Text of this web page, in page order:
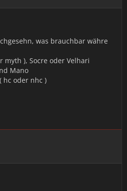
was brauchbar währe
myth ), Socre oder Velhari
Mano
hc oder nhc )